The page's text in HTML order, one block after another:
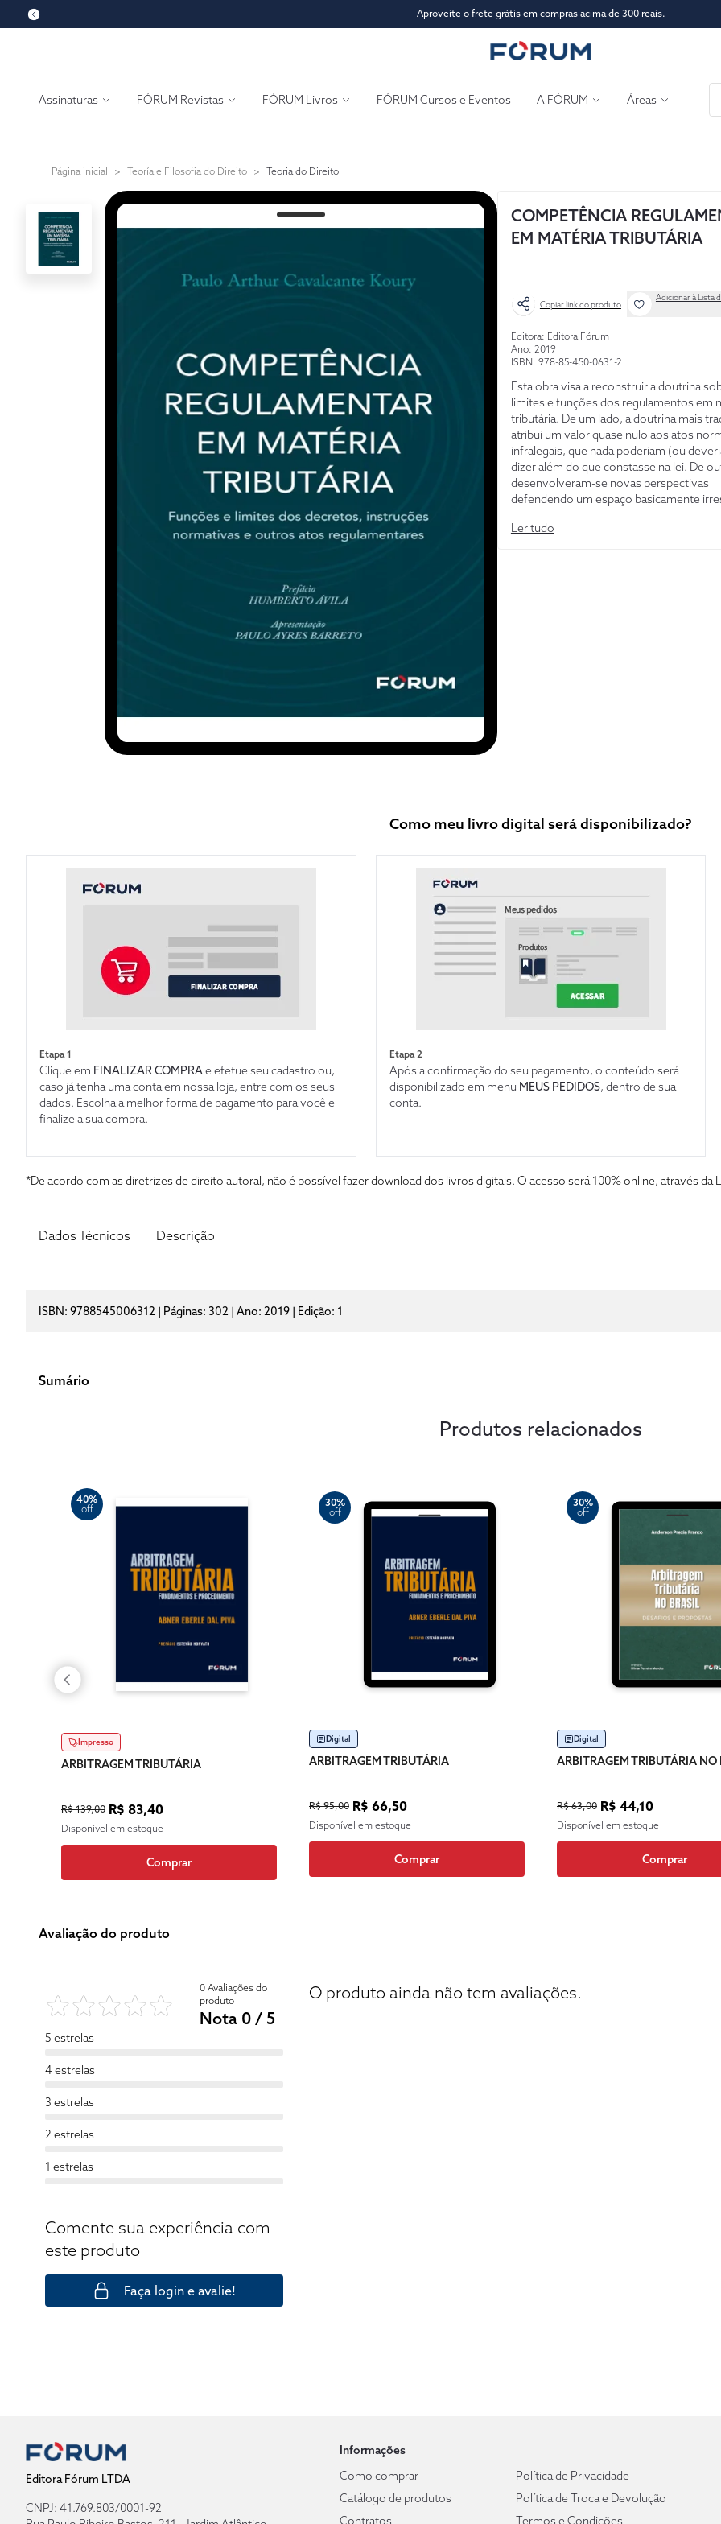
Aproveite o frete grátis em compras acima de 300 reais.
Assinaturas FÓRUM Revistas FÓRUM Livros FÓRUM Cursos e Eventos A FÓRUM Áreas
Página inicial > Teoría e Filosofia do Direito > Teoria do Direito
COMPETÊNCIA
EM MATÉRIA TRIBUTÁRIA
Copiar link do produto
Adicionar à Lista
Editora: Editora Fórum
Ano: 2019
ISBN: 978-85-450-0631-2
Esta obra visa a reconstruir a doutrina
limites e funções dos regulamentos em
tributária. De um lado, a doutrina mais
atribui um valor quase nulo aos atos
infralegais, que nada poderiam (ou
dizer além do que constasse na lei. De
desenvolveram-se novas perspectivas
defendendo um espaço basicamente
contexto, entre um Direito Tributário da
Ler tudo
Como meu livro digital será disponibilizado?
Etapa 1
Clique em FINALIZAR COMPRAe efetue seu cadastro ou,
caso já tenha uma conta em nossa loja, entre com os seus
dados. Escolha a melhor forma de pagamento para você e
finalize a sua compra.
Etapa 2
Após a confirmação do seu pagamento, o conteúdo será
disponibilizado em menu MEUS PEDIDOS, dentro de sua
conta.
*De acordo com as diretrizes de direito autoral, não é possível fazer download dos livros digitais. O acesso será 100% online, através da
Dados Técnicos Descrição
ISBN: 9788545006312 | Páginas: 302 | Ano: 2019 | Edição: 1
Sumário
Produtos relacionados
40%
off
Impresso
ARBITRAGEM TRIBUTÁRIA
R$ 139,00 R$ 83,40
Disponível em estoque
Comprar
30%
off
Digital
ARBITRAGEM TRIBUTÁRIA
R$ 95,00 R$ 66,50
Disponível em estoque
Comprar
30%
off
Digital
ARBITRAGEM TRIBUTÁRIA NO
R$ 63,00 R$ 44,10
Disponível em estoque
Comprar
Avaliação do produto
0 Avaliações do
produto
Nota 0 / 5
5 estrelas
4 estrelas
3 estrelas
2 estrelas
1 estrelas
Comente sua experiência com
este produto
Faça login e avalie!
O produto ainda não tem avaliações.
Editora Fórum LTDA
CNPJ: 41.769.803/0001-92
Informações
Como comprar
Catálogo de produtos
Contratos
Política de Privacidade
Política de Troca e Devolução
Termos e Condições